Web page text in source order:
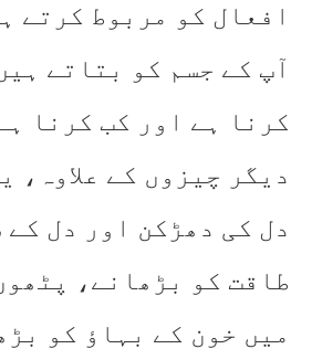
افعال کو مربوط کرتے
آپ کے جسم کو بتاتے
کرنا ہے اور کب کرنا
دیگر چیزوں کے علاوہ،
دل کی دھڑکن اور دل کے
طاقت کو بڑھانے،
میں خون کے بہاؤ کو